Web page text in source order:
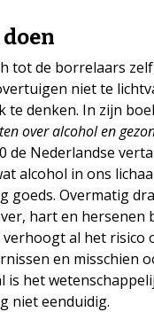
tot de borrelaars
niet te
te denken. In zijn
over alcohol en
de Nederlandse
alcohol in ons
goeds. Overmatig
hart en hersenen
al het risico
en misschien
is het
niet eenduidig.